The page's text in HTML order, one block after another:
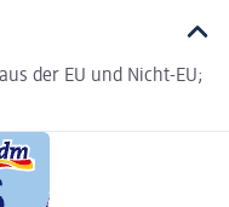
der EU und Nicht-EU;